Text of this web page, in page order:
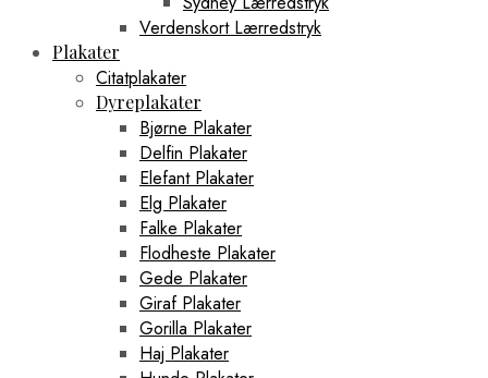
Verdenskort Lærredstryk
Plakater
Citatplakater
Dyreplakater
Bjørne Plakater
Delfin Plakater
Elefant Plakater
Elg Plakater
Falke Plakater
Flodheste Plakater
Gede Plakater
Giraf Plakater
Gorilla Plakater
Haj Plakater